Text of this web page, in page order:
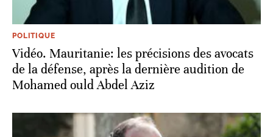
POLITIQUE
Vidéo. Mauritanie: les précisions des avocats
de la défense, après la dernière audition de
Mohamed ould Abdel Aziz